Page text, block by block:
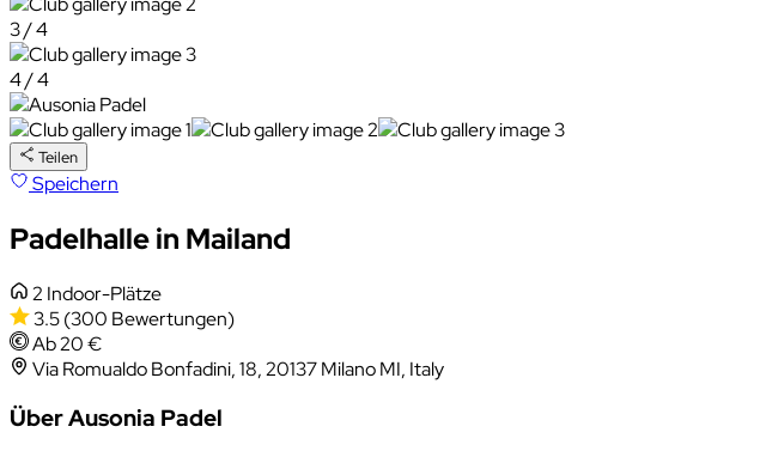
3 / 4
4 / 4
Teilen
Speichern
Padelhalle in Mailand
2 Indoor-Plätze
3.5(300 Bewertungen)
Ab 20 €
Via Romualdo Bonfadini, 18, 20137 Milano MI, Italy
Über Ausonia Padel